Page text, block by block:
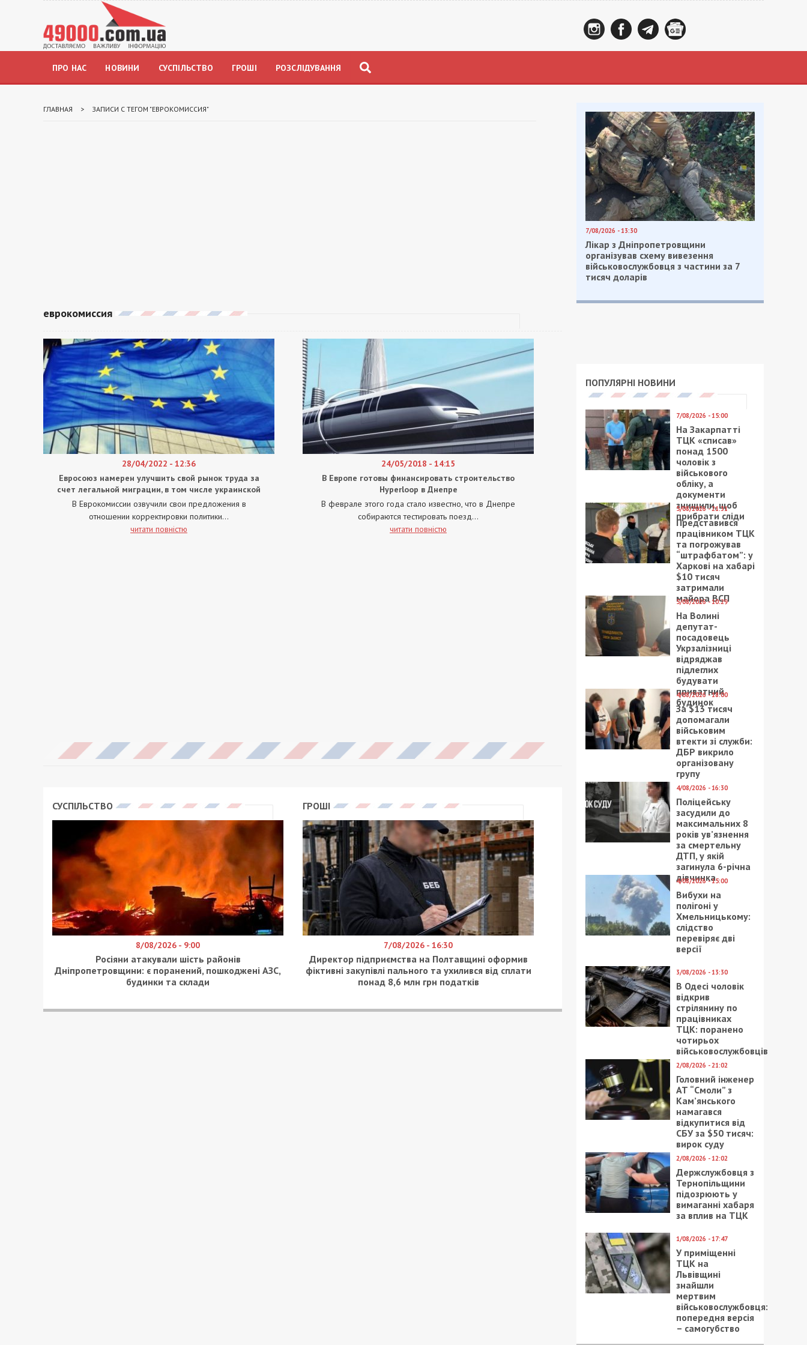
ПРО НАС НОВИНИ СУСПІЛЬСТВО ГРОШІ РОЗСЛІДУВАННЯ
ГЛАВНАЯ > ЗАПИСИ С ТЕГОМ "ЕВРОКОМИССИЯ"
еврокомиссия
28/04/2022 - 12:36
Евросоюз намерен улучшить свой рынок труда за
счет легальной миграции, в том числе украинской
В Еврокомиссии озвучили свои предложения в
отношении корректировки политики...
читати повністю
24/05/2018 - 14:15
В Европе готовы финансировать строительство
Hyperloop в Днепре
В феврале этого года стало известно, что в Днепре
собираются тестировать поезд...
читати повністю
СУСПІЛЬСТВО
8/08/2026 - 9:00
Росіяни атакували шість районів
Дніпропетровщини: є поранений, пошкоджені АЗС,
будинки та склади
ГРОШІ
7/08/2026 - 16:30
Директор підприємства на Полтавщині оформив
фіктивні закупівлі пального та ухилився від сплати
понад 8,6 млн грн податків
7/08/2026 - 13:30
Лікар з Дніпропетровщини
організував схему вивезення
військовослужбовця з частини за 7
тисяч доларів
ПОПУЛЯРНІ НОВИНИ
7/08/2026 - 15:00
На Закарпатті
ТЦК «списав»
понад 1500
чоловік з
військового
обліку, а
документи
знищили, щоб
прибрати сліди
5/08/2026 - 21:31
Представився
працівником ТЦК
та погрожував
“штрафбатом”: у
Харкові на хабарі
$10 тисяч
затримали
майора ВСП
5/08/2026 - 10:29
На Волині
депутат-
посадовець
Укрзалізниці
відряджав
підлеглих
будувати
приватний
будинок
4/08/2026 - 18:00
За $13 тисяч
допомагали
військовим
втекти зі служби:
ДБР викрило
організовану
групу
4/08/2026 - 16:30
Поліцейську
засудили до
максимальних 8
років ув’язнення
за смертельну
ДТП, у якій
загинула 6-річна
дівчинка
4/08/2026 - 15:00
Вибухи на
полігоні у
Хмельницькому:
слідство
перевіряє дві
версії
3/08/2026 - 13:30
В Одесі чоловік
відкрив
стрілянину по
працівниках
ТЦК: поранено
чотирьох
військовослужбовців
2/08/2026 - 21:02
Головний інженер
АТ “Смоли” з
Кам’янського
намагався
відкупитися від
СБУ за $50 тисяч:
вирок суду
2/08/2026 - 12:02
Держслужбовця з
Тернопільщини
підозрюють у
вимаганні хабаря
за вплив на ТЦК
1/08/2026 - 17:47
У приміщенні
ТЦК на
Львівщині
знайшли
мертвим
військовослужбовця:
попередня версія
– самогубство